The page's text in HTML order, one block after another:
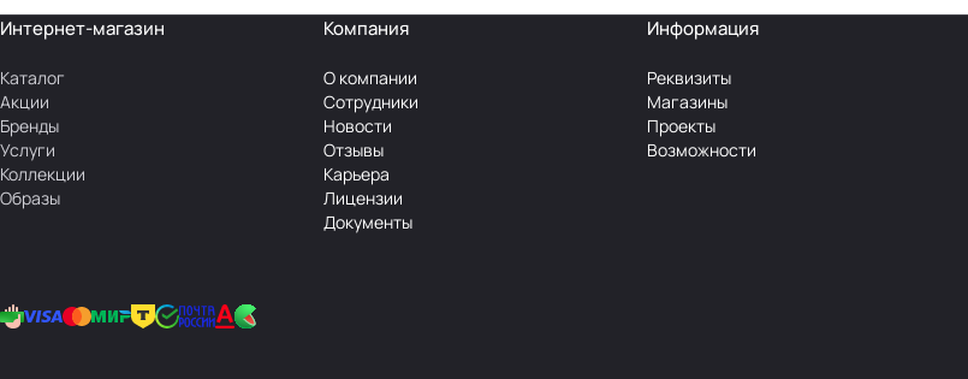
Интернет-магазин
Каталог
Акции
Бренды
Услуги
Коллекции
Образы
Компания
О компании
Сотрудники
Новости
Отзывы
Карьера
Лицензии
Документы
Информация
Реквизиты
Магазины
Проекты
Возможности